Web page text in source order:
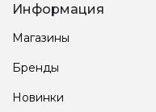
Информация
Магазины
Бренды
Новинки